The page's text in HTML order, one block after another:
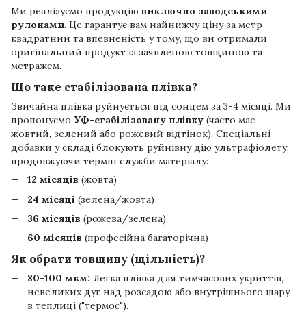
Ми реалізуємо продукцію виключно заводськими
рулонами. Це гарантує вам найнижчу ціну за метр
квадратний та впевненість у тому, що ви отримали
оригінальний продукт із заявленою товщиною та
метражем.
Що таке стабілізована плівка?
Звичайна плівка руйнується під сонцем за 3-4 місяці. Ми
пропонуємо УФ-стабілізовану плівку (часто має
жовтий, зелений або рожевий відтінок). Спеціальні
добавки у складі блокують руйнівну дію ультрафіолету,
продовжуючи термін служби матеріалу:
12 місяців (жовта)
24 місяці (зелена/жовта)
36 місяців (рожева/зелена)
60 місяців (професійна багаторічна)
Як обрати товщину (щільність)?
80-100 мкм: Легка плівка для тимчасових укриттів,
невеликих дуг над розсадою або внутрішнього шару
в теплиці ("термос").